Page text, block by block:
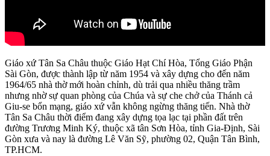
Giáo xứ Tân Sa Châu thuộc Giáo Hạt Chí Hòa, Tổng Giáo Phận
Sài Gòn, được thành lập từ năm 1954 và xây dựng cho đến năm
1964/65 nhà thờ mới hoàn chỉnh, dù trải qua nhiều thăng trầm
nhưng nhờ sự quan phòng của Chúa và sự che chở của Thánh cả
Giu-se bổn mạng, giáo xứ vẫn không ngừng thăng tiến. Nhà thờ
Tân Sa Châu thời điểm đang xây dựng tọa lạc tại phần đất trên
đường Trương Minh Ký, thuộc xã tân Sơn Hòa, tỉnh Gia-Định, Sài
Gòn xưa và nay là đường Lê Văn Sỹ, phường 02, Quận Tân Bình,
TP.HCM.